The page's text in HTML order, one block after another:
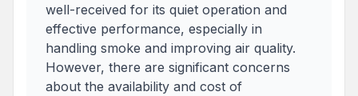
well-received for its quiet operation and
effective performance, especially in
handling smoke and improving air quality.
However, there are significant concerns
about the availability and cost of